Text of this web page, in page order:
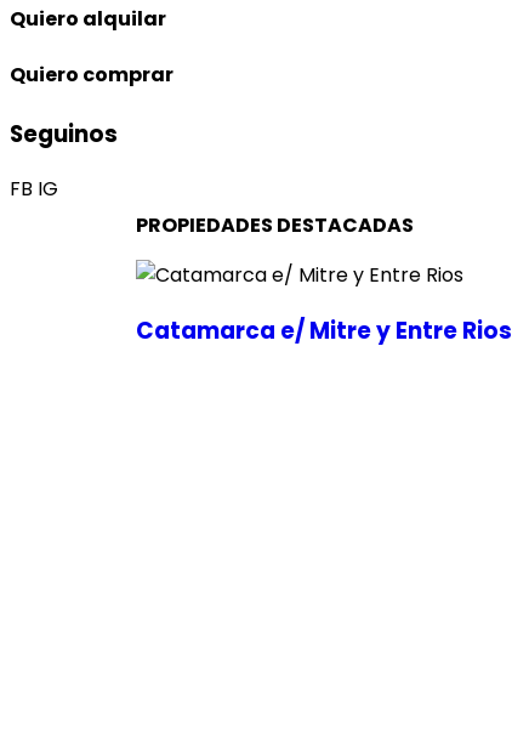
Quiero alquilar
Quiero comprar
Seguinos
FB IG
PROPIEDADES DESTACADAS
Catamarca e/ Mitre y Entre Rios